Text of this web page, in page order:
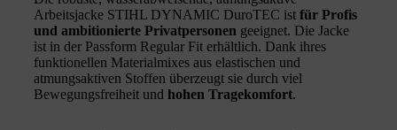
Arbeitsjacke STIHL DYNAMIC DuroTEC ist für Profis
und ambitionierte Privatpersonen geeignet. Die Jacke
ist in der Passform Regular Fit erhältlich. Dank ihres
funktionellen Materialmixes aus elastischen und
atmungsaktiven Stoffen überzeugt sie durch viel
Bewegungsfreiheit und hohen Tragekomfort.